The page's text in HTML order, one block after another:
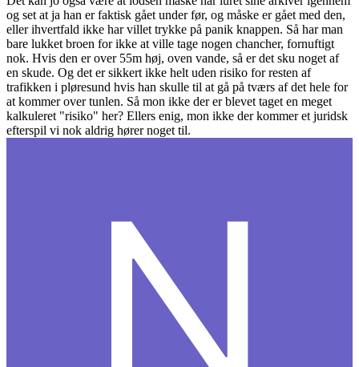
og set at ja han er faktisk gået under før, og måske er gået med den,
eller ihvertfald ikke har villet trykke på panik knappen. Så har man
bare lukket broen for ikke at ville tage nogen chancher, fornuftigt
nok. Hvis den er over 55m høj, oven vande, så er det sku noget af
en skude. Og det er sikkert ikke helt uden risiko for resten af
trafikken i pløresund hvis han skulle til at gå på tværs af det hele for
at kommer over tunlen. Så mon ikke der er blevet taget en meget
kalkuleret "risiko" her? Ellers enig, mon ikke der kommer et juridsk
efterspil vi nok aldrig hører noget til.